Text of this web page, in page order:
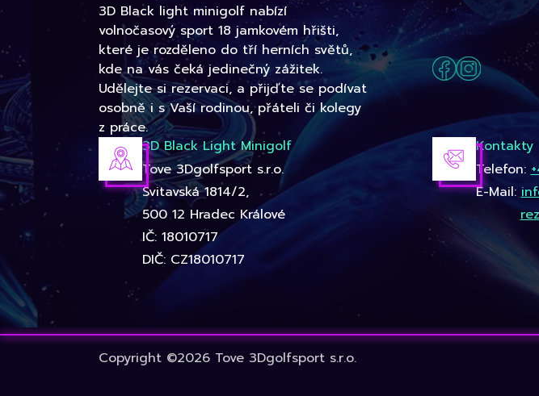
3D Black light minigolf nabízí
volnočasový sport 18 jamkovém hřišti,
které je rozděleno do tří herních světů,
kde na vás čeká jedinečný zážitek.
Udělejte si rezervaci, a přijďte se podívat
osobně i s Vaší rodinou, přáteli či kolegy
z práce.
3D Black Light Minigolf
Tove 3Dgolfsport s.r.o.
Svitavská 1814/2,
500 12 Hradec Králové
IČ: 18010717
DIČ: CZ18010717
Kontakty
Telefon:
E-Mail:
Copyright ©2026 Tove 3Dgolfsport s.r.o.